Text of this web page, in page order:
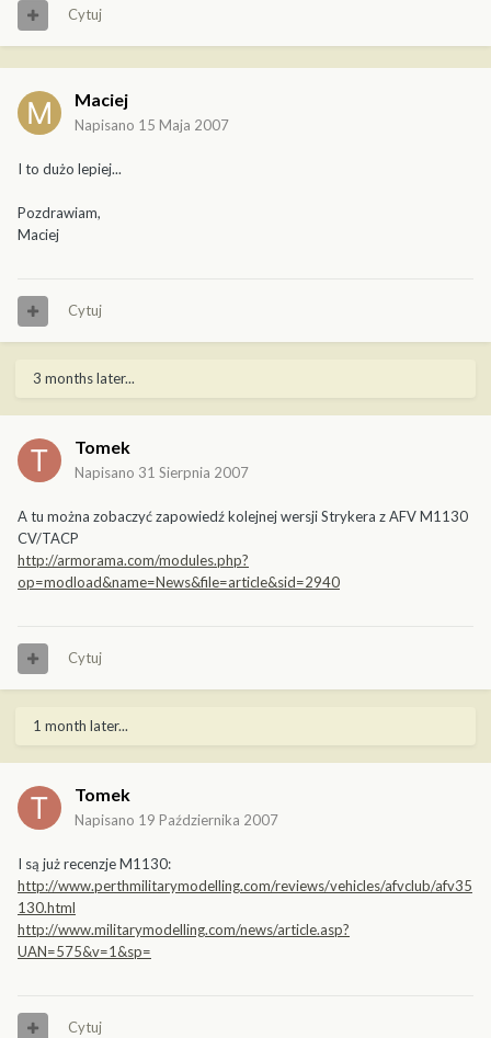
Cytuj
Maciej
Napisano 15 Maja 2007
I to dużo lepiej...
Pozdrawiam,
Maciej
Cytuj
3 months later...
Tomek
Napisano 31 Sierpnia 2007
A tu można zobaczyć zapowiedź kolejnej wersji Strykera z AFV M1130
CV/TACP
http://armorama.com/modules.php?
op=modload&name=News&file=article&sid=2940
Cytuj
1 month later...
Tomek
Napisano 19 Października 2007
I są już recenzje M1130:
http://www.perthmilitarymodelling.com/reviews/vehicles/afvclub/afv35
130.html
http://www.militarymodelling.com/news/article.asp?
UAN=575&v=1&sp=
Cytuj